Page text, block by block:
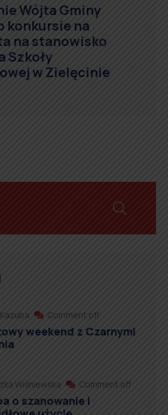
Wójta Gminy
konkursie na
na stanowisko
Szkoły
w Zielęcinie
Comment off
weekend z Czarnymi
Wiśniewska Comment off
o szanowanie i